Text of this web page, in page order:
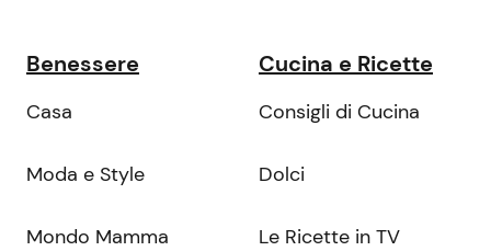
Benessere
Casa
Moda e Style
Mondo Mamma
Cucina e Ricette
Consigli di Cucina
Dolci
Le Ricette in TV